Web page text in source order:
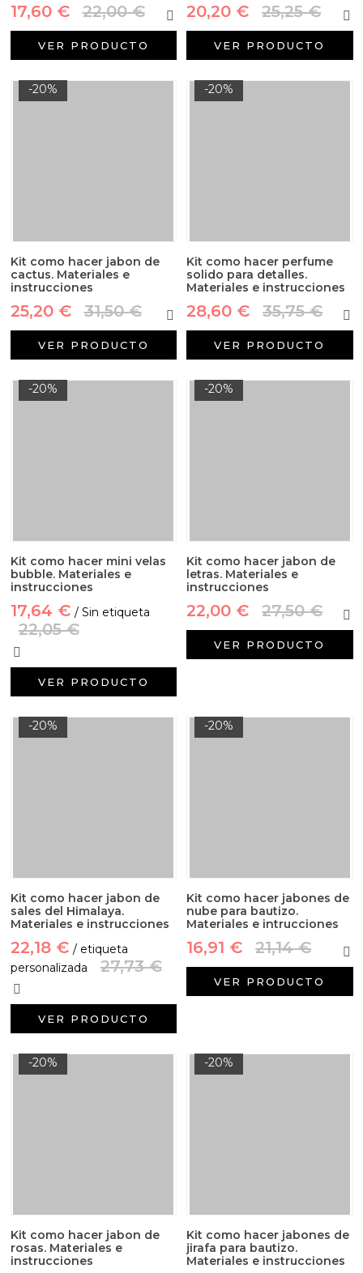
17,60 € 22,00 €
VER PRODUCTO
20,20 € 25,25 €
VER PRODUCTO
-20%
Kit como hacer jabon de
cactus. Materiales e
instrucciones
25,20 € 31,50 €
VER PRODUCTO
-20%
Kit como hacer perfume
solido para detalles.
Materiales e instrucciones
28,60 € 35,75 €
VER PRODUCTO
-20%
Kit como hacer mini velas
bubble. Materiales e
instrucciones
17,64 € / Sin etiqueta
22,05 €
VER PRODUCTO
-20%
Kit como hacer jabon de
letras. Materiales e
instrucciones
22,00 € 27,50 €
VER PRODUCTO
-20%
Kit como hacer jabon de
sales del Himalaya.
Materiales e instrucciones
22,18 € / etiqueta
personalizada
27,73 €
VER PRODUCTO
-20%
Kit como hacer jabones de
nube para bautizo.
Materiales e intrucciones
16,91 € 21,14 €
VER PRODUCTO
-20%
Kit como hacer jabon de
rosas. Materiales e
instrucciones
-20%
Kit como hacer jabones de
jirafa para bautizo.
Materiales e instrucciones